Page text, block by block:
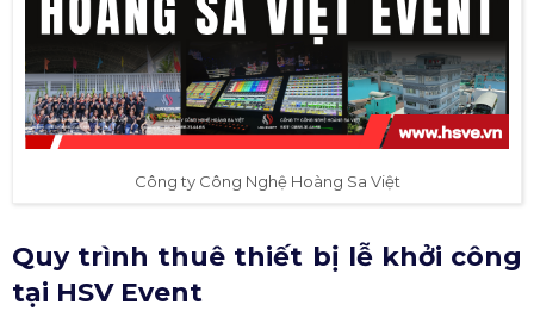
Công ty Công Nghệ Hoàng Sa Việt
Quy trình thuê thiết bị lễ khởi công
tại HSV Event